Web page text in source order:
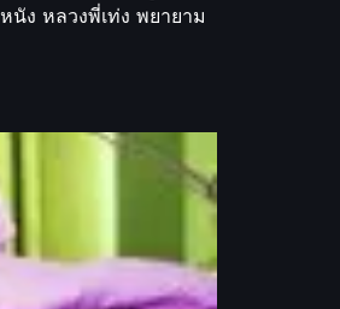
นัง หลวงพี่เท่ง พยายาม